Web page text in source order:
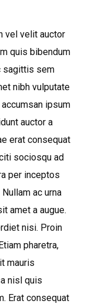
vel velit auctor
quis bibendum
sagittis sem
nibh vulputate
ipsum
auctor a
erat consequat
sociosqu ad
per inceptos
ac urna
amet a augue.
nisi. Proin
pharetra,
mauris
nisl quis
Erat consequat